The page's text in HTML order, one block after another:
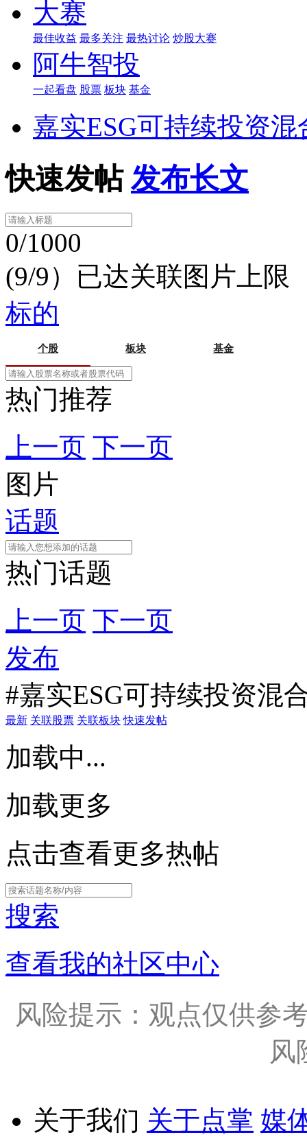
大赛
最佳收益 最多关注 最热讨论 炒股大赛
阿牛智投
一起看盘 股票 板块 基金
嘉实ESG可持续投资混
快速发帖 发布长文
0/1000
(9/9）已达关联图片上限
标的
个股 板块 基金
热门推荐
上一页 下一页
图片
话题
热门话题
上一页 下一页
发布
#嘉实ESG可持续投资混
最新 关联股票 关联板块 快速发帖
加载中...
加载更多
点击查看更多热帖
搜索
查看我的社区中心
风险提示：观点仅供参
风
关于我们 关于点掌 媒